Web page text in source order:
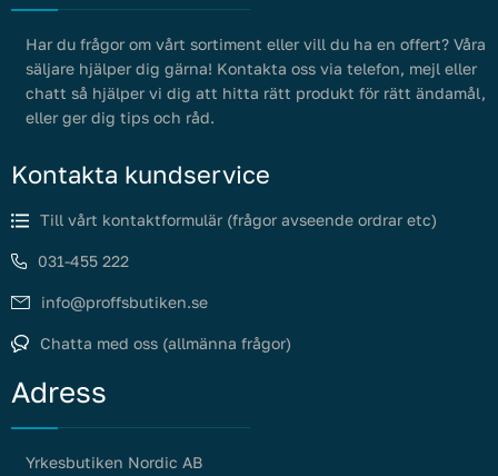
Har du frågor om vårt sortiment eller vill du ha en offert? Våra
säljare hjälper dig gärna! Kontakta oss via telefon, mejl eller
chatt så hjälper vi dig att hitta rätt produkt för rätt ändamål,
eller ger dig tips och råd.
Kontakta kundservice
Till vårt kontaktformulär (frågor avseende ordrar etc)
031-455 222
info@proffsbutiken.se
Chatta med oss (allmänna frågor)
Adress
Yrkesbutiken Nordic AB